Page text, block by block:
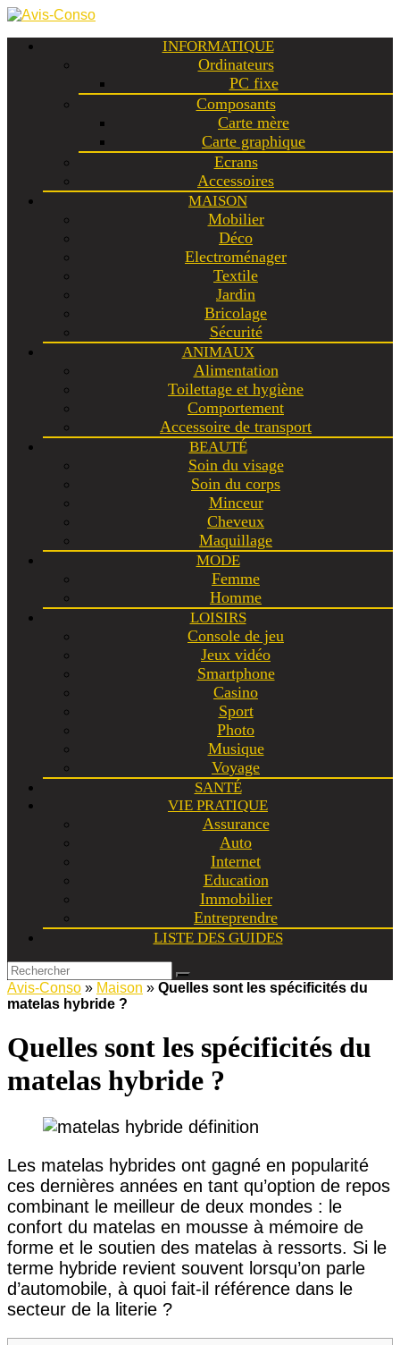
INFORMATIQUE
Ordinateurs
PC fixe
Composants
Carte mère
Carte graphique
Ecrans
Accessoires
MAISON
Mobilier
Déco
Electroménager
Textile
Jardin
Bricolage
Sécurité
ANIMAUX
Alimentation
Toilettage et hygiène
Comportement
Accessoire de transport
BEAUTÉ
Soin du visage
Soin du corps
Minceur
Cheveux
Maquillage
MODE
Femme
Homme
LOISIRS
Console de jeu
Jeux vidéo
Smartphone
Casino
Sport
Photo
Musique
Voyage
SANTÉ
VIE PRATIQUE
Assurance
Auto
Internet
Education
Immobilier
Entreprendre
LISTE DES GUIDES
Avis-Conso » Maison » Quelles sont les spécificités du
matelas hybride ?
Quelles sont les spécificités du
matelas hybride ?
Les matelas hybrides ont gagné en popularité
ces dernières années en tant qu’option de repos
combinant le meilleur de deux mondes : le
confort du matelas en mousse à mémoire de
forme et le soutien des matelas à ressorts. Si le
terme hybride revient souvent lorsqu’on parle
d’automobile, à quoi fait-il référence dans le
secteur de la literie ?